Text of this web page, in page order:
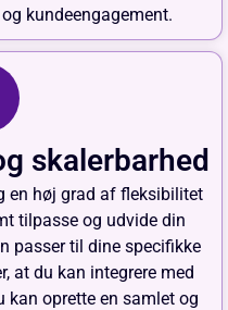
kundeengagement.
skalerbarhed
en høj grad af fleksibilitet
tilpasse og udvide din
passer til dine specifikke
at du kan integrere med
kan oprette en samlet og